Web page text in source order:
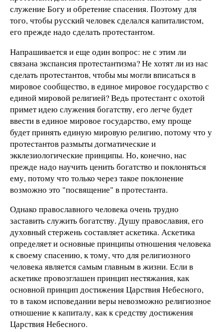
служение Богу и обретение спасения. Поэтому для
того, чтобы русский человек сделался капиталистом,
его прежде надо сделать протестантом.
Напрашивается и еще один вопрос: не с этим ли
связана экспансия протестантизма? Не хотят ли из нас
сделать протестантов, чтобы мы могли вписаться в
мировое сообщество, в единое мировое государство с
единой мировой религией? Ведь протестант с охотой
примет идею служения богатству, его легче будет
ввести в единое мировое государство, ему проще
будет принять единую мировую религию, потому что у
протестантов размыты догматические и
экклезиологические принципы. Но, конечно, нас
прежде надо научить ценить богатство и поклоняться
ему, потому что только через такое поклонение
возможно это "посвящение" в протестанта.
Однако православного человека очень трудно
заставить служить богатству. Душу православия, его
духовный стержень составляет аскетика. Аскетика
определяет и основные принципы отношения человека
к своему спасению, к тому, что для религиозного
человека является самым главным в жизни. Если в
аскетике провозглашен принцип нестяжания, как
основной принцип достижения Царствия Небесного,
то в таком исповедании веры невозможно религиозное
отношение к капиталу, как к средству достижения
Царствия Небесного.